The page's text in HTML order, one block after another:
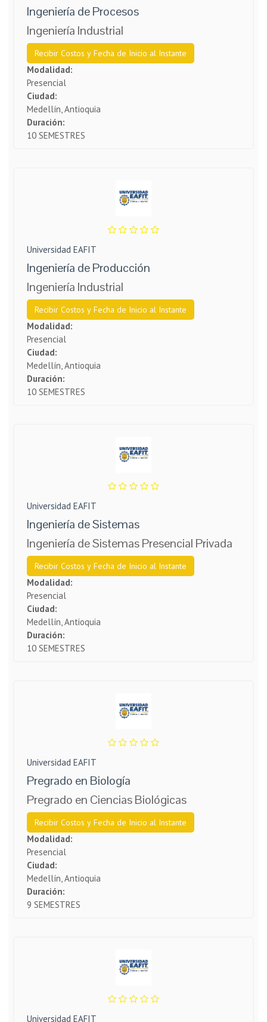
Ingeniería de Procesos
Ingeniería Industrial
Recibir Costos y Fecha de Inicio al Instante
Modalidad:
Presencial
Ciudad:
Medellín, Antioquia
Duración:
10 SEMESTRES
Universidad EAFIT
Ingeniería de Producción
Ingeniería Industrial
Recibir Costos y Fecha de Inicio al Instante
Modalidad:
Presencial
Ciudad:
Medellín, Antioquia
Duración:
10 SEMESTRES
Universidad EAFIT
Ingeniería de Sistemas
Ingeniería de Sistemas Presencial Privada
Recibir Costos y Fecha de Inicio al Instante
Modalidad:
Presencial
Ciudad:
Medellín, Antioquia
Duración:
10 SEMESTRES
Universidad EAFIT
Pregrado en Biología
Pregrado en Ciencias Biológicas
Recibir Costos y Fecha de Inicio al Instante
Modalidad:
Presencial
Ciudad:
Medellín, Antioquia
Duración:
9 SEMESTRES
Universidad EAFIT